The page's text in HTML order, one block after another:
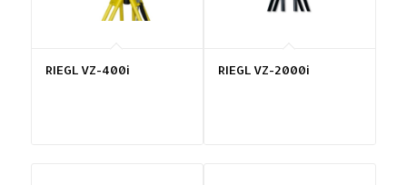
RIEGL VZ-400i RIEGL VZ-2000i